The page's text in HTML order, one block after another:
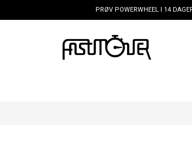
PRØV POWERWHEEL I 14